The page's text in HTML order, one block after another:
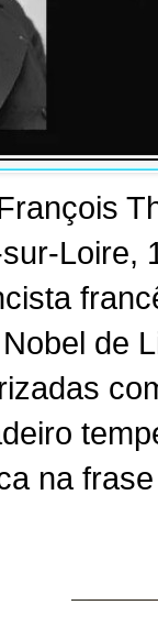
Loire,
de
na